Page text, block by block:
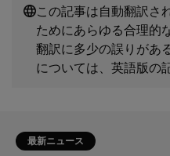
この記事は自動翻訳さ
ためにあらゆる合理的
翻訳に多少の誤りがあ
については、英語版の
最新ニュース